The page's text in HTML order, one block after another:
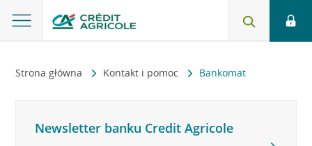
Strona główna Kontakt i pomoc Bankomat
Newsletter banku Credit Agricole